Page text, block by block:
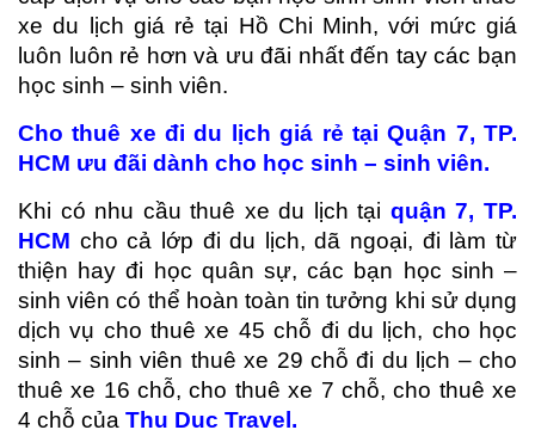
xe du lịch giá rẻ tại Hồ Chi Minh, với mức giá
luôn luôn rẻ hơn và ưu đãi nhất đến tay các bạn
học sinh – sinh viên.
Cho thuê xe đi du lịch giá rẻ tại Quận 7, TP.
HCM ưu đãi dành cho học sinh – sinh viên.
Khi có nhu cầu thuê xe du lịch tại quận 7, TP.
HCM cho cả lớp đi du lịch, dã ngoại, đi làm từ
thiện hay đi học quân sự, các bạn học sinh –
sinh viên có thể hoàn toàn tin tưởng khi sử dụng
dịch vụ cho thuê xe 45 chỗ đi du lịch, cho học
sinh – sinh viên thuê xe 29 chỗ đi du lịch – cho
thuê xe 16 chỗ, cho thuê xe 7 chỗ, cho thuê xe
4 chỗ của Thu Duc Travel.